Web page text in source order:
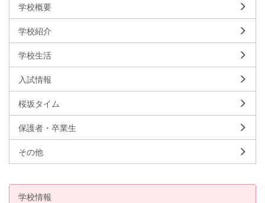
学校概要
学校紹介
学校生活
入試情報
桜坂タイム
保護者・卒業生
その他
学校情報